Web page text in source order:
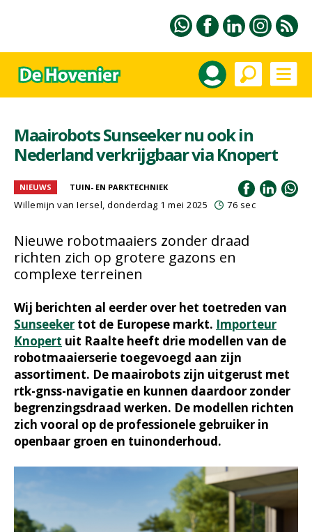
Maairobots Sunseeker nu ook in
Nederland verkrijgbaar via Knopert
NIEUWS TUIN- EN PARKTECHNIEK
Willemijn van Iersel, donderdag 1 mei 2025 76 sec
Nieuwe robotmaaiers zonder draad
richten zich op grotere gazons en
complexe terreinen
Wij berichten al eerder over het toetreden van
Sunseeker tot de Europese markt. Importeur
Knopert uit Raalte heeft drie modellen van de
robotmaaierserie toegevoegd aan zijn
assortiment. De maairobots zijn uitgerust met
rtk-gnss-navigatie en kunnen daardoor zonder
begrenzingsdraad werken. De modellen richten
zich vooral op de professionele gebruiker in
openbaar groen en tuinonderhoud.